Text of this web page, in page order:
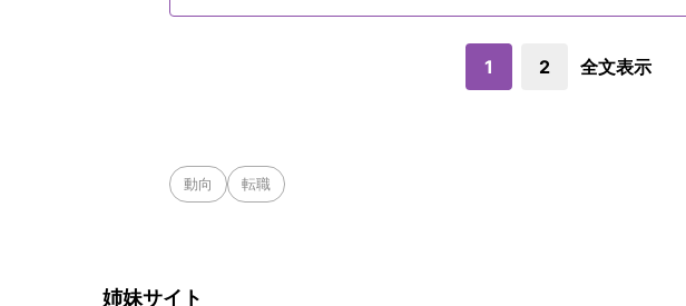
1 2 全文表示
動向 転職
姉妹サイト